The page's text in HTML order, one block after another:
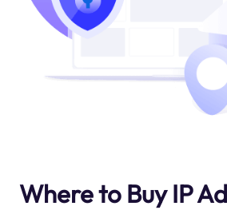
Where to Buy IP